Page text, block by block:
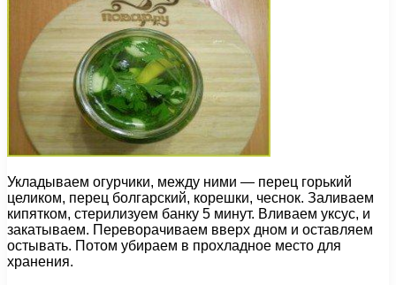
Укладываем огурчики, между ними — перец горький
целиком, перец болгарский, корешки, чеснок. Заливаем
кипятком, стерилизуем банку 5 минут. Вливаем уксус, и
закатываем. Переворачиваем вверх дном и оставляем
остывать. Потом убираем в прохладное место для
хранения.